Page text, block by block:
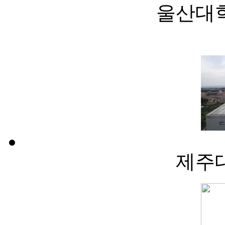
울산대
제주